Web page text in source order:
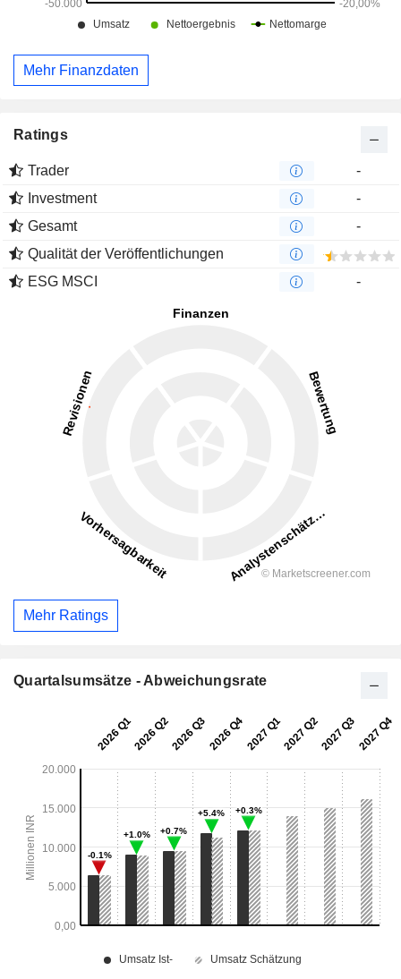
Mehr Finanzdaten
Ratings
Trader
-
Investment
-
Gesamt
-
Qualität der Veröffentlichungen
ESG MSCI
-
Mehr Ratings
Quartalsumsätze - Abweichungsrate